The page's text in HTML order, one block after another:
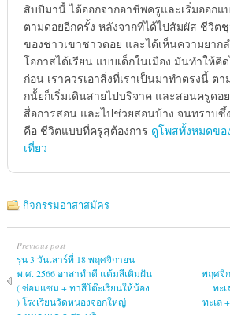
สิบปีมานี้ ได้ออกจากอาชีพครูและเริ่มออกแ
ตามดอยอีกครั้ง หลังจากที่ได้ไปสัมผัส ชีวิต
ของชาวเขาชาวดอย และได้เห็นความยาก
โอกาสได้เรียน แบบเด็กในเมือง มันทำให้คิ
ก่อน เราควรเอาสิ่งที่เราเป็นมาทำตรงนี้ ต
กนั้ยก็เริ่มเดินสายไปบริจาค และสอนครูด
สื่อการสอน และไปช่วยสอนบ้าง จนทราบซึ้
คือ ชีวิตแบบที่ครูสุต้องการ ดูโพสทั้งหมดขอ
เที่ยว
กิจกรรมอาสาสมัคร
Previous post
รุ่น 3 วันเสาร์ที่ 18 พฤศจิกายน
พ.ศ. 2566 อาสาทำดี แต้มสีเติมฝัน
( ซ่อมแซม + ทาสีโต๊ะเรียนให้น้อง
) โรงเรียนวัดหนองจอกใหญ่
พฤศจิ
ทะ
ทะเล